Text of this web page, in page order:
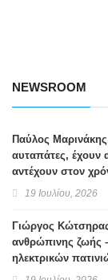
NEWSROOM
Παύλος
αυταπάτες, έχουν
αντέχουν στον
19 Ιουλίου, 2026
Γιώργος
ανθρώπινης ζωής
ηλεκτρικών